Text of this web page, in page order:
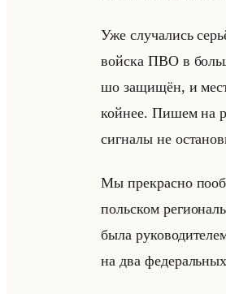
Уже слу­ча­лись
войска ПВО в
шо за­щи­щён, и
койнее. Пишем на
сиг­на­лы не
Мы пре­крас­но
польском
была
на два